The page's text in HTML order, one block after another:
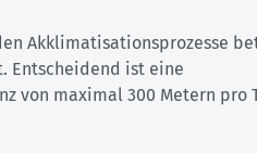
Akklimatisationsprozesse
Entscheidend ist eine
von maximal 300 Metern